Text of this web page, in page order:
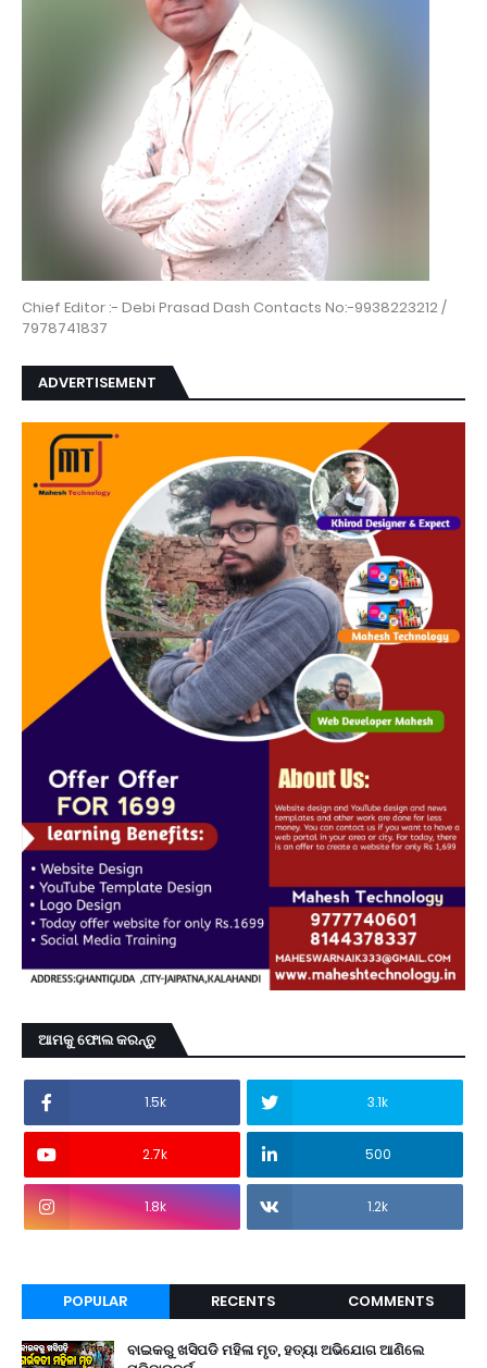
Chief Editor :- Debi Prasad Dash Contacts No:-9938223212 /
7978741837
ADVERTISEMENT
ଆମକୁ ଫୋଲ କରନ୍ତୁ
1.5k 3.1k
2.7k 500
1.8k 1.2k
POPULAR RECENTS COMMENTS
ବାଇକରୁ ଖସିପଡି ମହିଳା ମୃତ, ହତ୍ୟା ଅଭିଯୋଗ ଆଣିଲେ